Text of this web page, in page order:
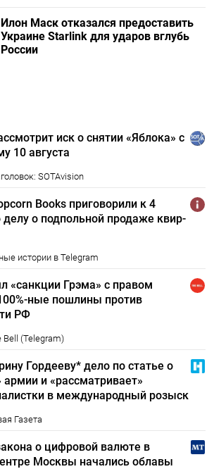
Илон Маск отказался предоставить
Украине Starlink для ударов вглубь
России